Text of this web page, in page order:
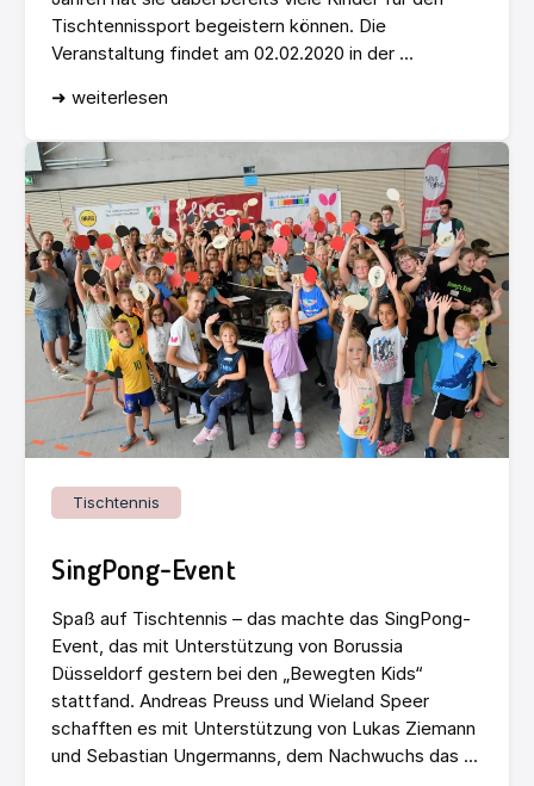
Tischtennissport begeistern können. Die
Veranstaltung findet am 02.02.2020 in der ...
➜ weiterlesen
Tischtennis
SingPong-Event
Spaß auf Tischtennis – das machte das SingPong-
Event, das mit Unterstützung von Borussia
Düsseldorf gestern bei den „Bewegten Kids“
stattfand. Andreas Preuss und Wieland Speer
schafften es mit Unterstützung von Lukas Ziemann
und Sebastian Ungermanns, dem Nachwuchs das ...